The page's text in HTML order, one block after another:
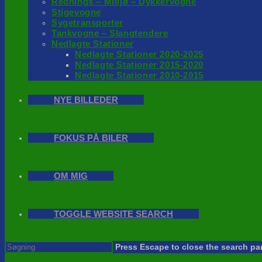
Stigevogne
Sygetransporter
Tankvogne – Slangtendere
Nedlagte Stationer
Nedlagte Stationer 2020-2025
Nedlagte Stationer 2015-2020
Nedlagte Stationer 2010-2015
NYE BILLEDER
FOKUS PÅ BILER
OM MIG
TOGGLE WEBSITE SEARCH
Press Escape to close the search